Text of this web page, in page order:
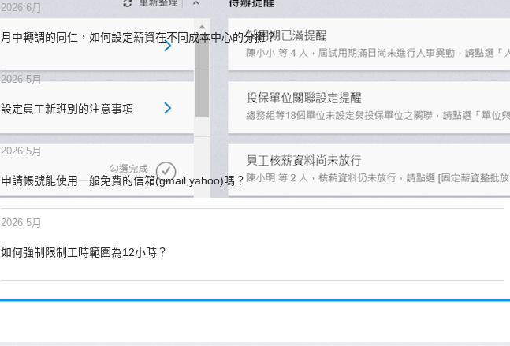
2026 6月
月中轉調的同仁，如何設定薪資在不同成本中心的分攤？
2026 5月
設定員工新班別的注意事項
2026 5月
申請帳號能使用一般免費的信箱(gmail,yahoo)嗎？
2026 5月
如何強制限制工時範圍為12小時？